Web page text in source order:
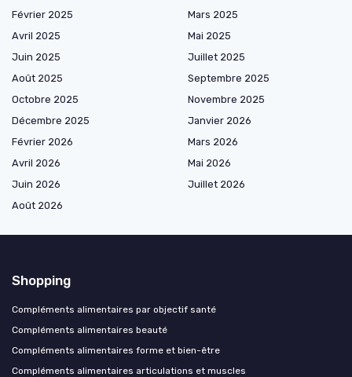
Février 2025
Mars 2025
Avril 2025
Mai 2025
Juin 2025
Juillet 2025
Août 2025
Septembre 2025
Octobre 2025
Novembre 2025
Décembre 2025
Janvier 2026
Février 2026
Mars 2026
Avril 2026
Mai 2026
Juin 2026
Juillet 2026
Août 2026
Shopping
Compléments alimentaires par objectif santé
Compléments alimentaires beauté
Compléments alimentaires forme et bien-être
Compléments alimentaires articulations et muscles